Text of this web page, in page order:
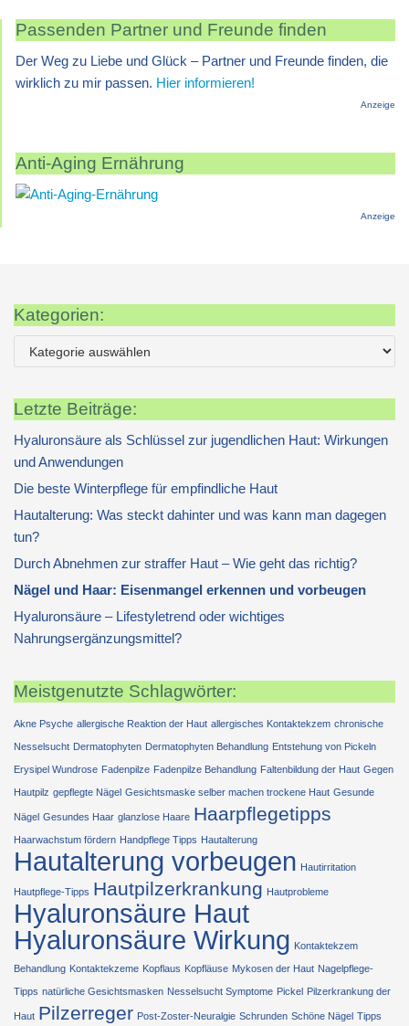
Passenden Partner und Freunde finden
Der Weg zu Liebe und Glück – Partner und Freunde finden, die
wirklich zu mir passen. Hier informieren!
Anzeige
Anti-Aging Ernährung
Anzeige
Kategorien:
Letzte Beiträge:
Hyaluronsäure als Schlüssel zur jugendlichen Haut: Wirkungen
und Anwendungen
Die beste Winterpflege für empfindliche Haut
Hautalterung: Was steckt dahinter und was kann man dagegen
tun?
Durch Abnehmen zur straffer Haut – Wie geht das richtig?
Nägel und Haar: Eisenmangel erkennen und vorbeugen
Hyaluronsäure – Lifestyletrend oder wichtiges
Nahrungsergänzungsmittel?
Meistgenutzte Schlagwörter:
Akne Psyche allergische Reaktion der Haut allergisches Kontaktekzem chronische
Nesselsucht Dermatophyten Dermatophyten Behandlung Entstehung von Pickeln
Erysipel Wundrose Fadenpilze Fadenpilze Behandlung Faltenbildung der Haut Gegen
Hautpilz gepflegte Nägel Gesichtsmaske selber machen trockene Haut Gesunde
Nägel Gesundes Haar glanzlose Haare Haarpflegetipps
Haarwachstum fördern Handpflege Tipps Hautalterung
Hautalterung vorbeugen Hautirritation
Hautpflege-Tipps Hautpilzerkrankung Hautprobleme
Hyaluronsäure Haut
Hyaluronsäure Wirkung Kontaktekzem
Behandlung Kontaktekzeme Kopflaus Kopfläuse Mykosen der Haut Nagelpflege-
Tipps natürliche Gesichtsmasken Nesselsucht Symptome Pickel Pilzerkrankung der
Haut Pilzerreger Post-Zoster-Neuralgie Schrunden Schöne Nägel Tipps